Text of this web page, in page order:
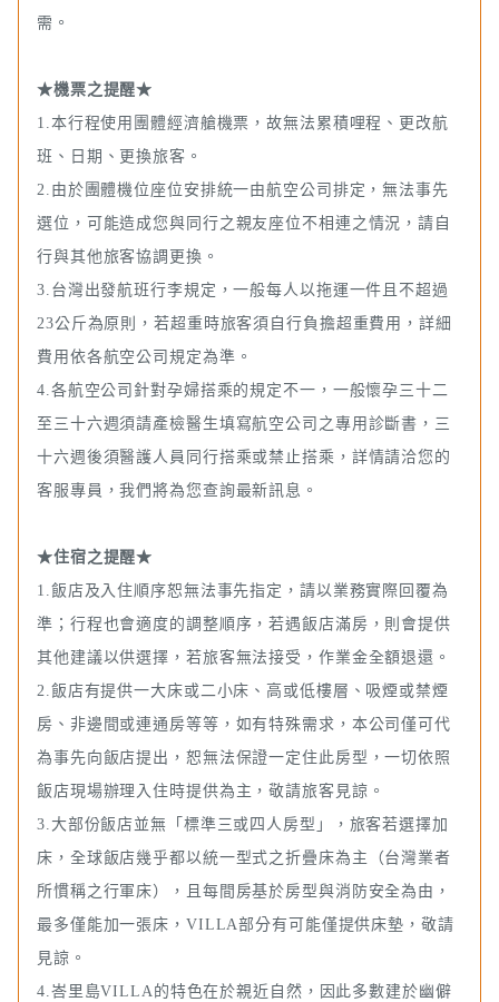
需。
★機票之提醒★
1.本行程使用團體經濟艙機票，故無法累積哩程、更改航
班、日期、更換旅客。
2.由於團體機位座位安排統一由航空公司排定，無法事先
選位，可能造成您與同行之親友座位不相連之情況，請自
行與其他旅客協調更換。
3.台灣出發航班行李規定，一般每人以拖運一件且不超過
23公斤為原則，若超重時旅客須自行負擔超重費用，詳細
費用依各航空公司規定為準。
4.各航空公司針對孕婦搭乘的規定不一，一般懷孕三十二
至三十六週須請產檢醫生填寫航空公司之專用診斷書，三
十六週後須醫護人員同行搭乘或禁止搭乘，詳情請洽您的
客服專員，我們將為您查詢最新訊息。
★住宿之提醒★
1.飯店及入住順序恕無法事先指定，請以業務實際回覆為
準；行程也會適度的調整順序，若遇飯店滿房，則會提供
其他建議以供選擇，若旅客無法接受，作業金全額退還。
2.飯店有提供一大床或二小床、高或低樓層、吸煙或禁煙
房、非邊間或連通房等等，如有特殊需求，本公司僅可代
為事先向飯店提出，恕無法保證一定住此房型，一切依照
飯店現場辦理入住時提供為主，敬請旅客見諒。
3.大部份飯店並無「標準三或四人房型」，旅客若選擇加
床，全球飯店幾乎都以統一型式之折疊床為主（台灣業者
所慣稱之行軍床），且每間房基於房型與消防安全為由，
最多僅能加一張床，VILLA部分有可能僅提供床墊，敬請
見諒。
4.峇里島VILLA的特色在於親近自然，因此多數建於幽僻